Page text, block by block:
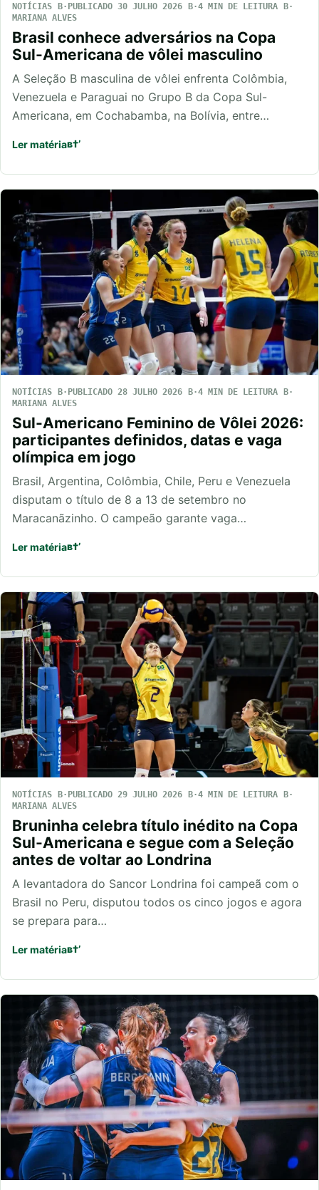
NOTÍCIAS PUBLICADO 30 JULHO 2026
4 MIN DE LEITURA
MARIANA ALVES
Brasil conhece adversários na Copa
Sul-Americana de vôlei masculino
A Seleção B masculina de vôlei enfrenta Colômbia,
Venezuela e Paraguai no Grupo B da Copa Sul-
Americana, em Cochabamba, na Bolívia, entre…
Ler matéria
NOTÍCIAS PUBLICADO 28 JULHO 2026
4 MIN DE LEITURA
MARIANA ALVES
Sul-Americano Feminino de Vôlei 2026:
participantes definidos, datas e vaga
olímpica em jogo
Brasil, Argentina, Colômbia, Chile, Peru e Venezuela
disputam o título de 8 a 13 de setembro no
Maracanãzinho. O campeão garante vaga…
Ler matéria
NOTÍCIAS PUBLICADO 29 JULHO 2026
4 MIN DE LEITURA
MARIANA ALVES
Bruninha celebra título inédito na Copa
Sul-Americana e segue com a Seleção
antes de voltar ao Londrina
A levantadora do Sancor Londrina foi campeã com o
Brasil no Peru, disputou todos os cinco jogos e agora
se prepara para…
Ler matéria